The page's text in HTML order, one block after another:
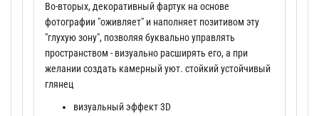
Во-вторых, декоративный фартук на основе
фотографии "оживляет" и наполняет позитивом эту
"глухую зону", позволяя буквально управлять
пространством - визуально расширять его, а при
желании создать камерный уют. стойкий устойчивый
глянец
визуальный эффект 3D